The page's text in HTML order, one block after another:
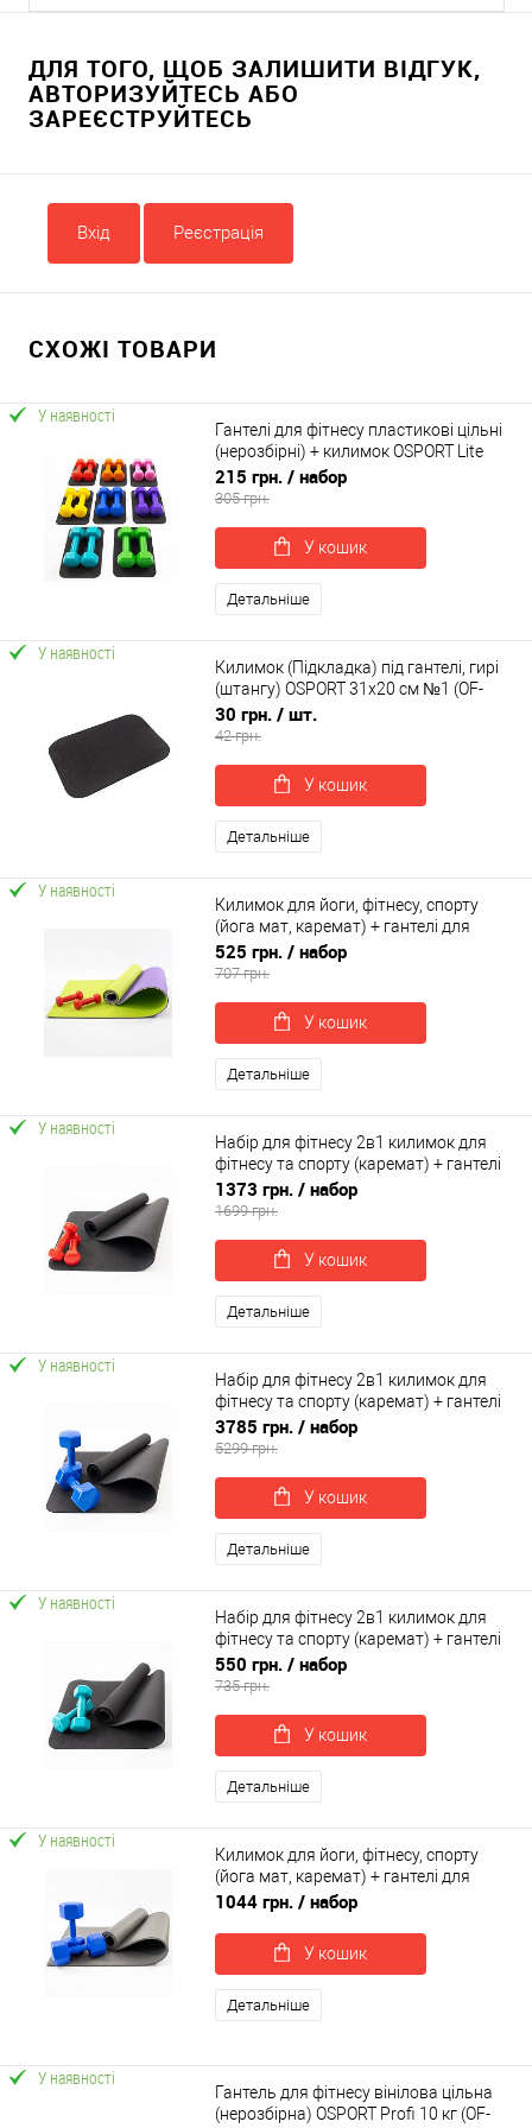
ДЛЯ ТОГО, ЩОБ ЗАЛИШИТИ ВІДГУК,
АВТОРИЗУЙТЕСЬ АБО
ЗАРЕЄСТРУЙТЕСЬ
Вхід Реєстрація
СХОЖІ ТОВАРИ
У наявності
Гантелі для фітнесу пластикові цільні
(нерозбірні) + килимок OSPORT Lite
2шт по 1 кг (OF-0214)
215 грн. / набор
305 грн.
У кошик
Детальніше
У наявності
Килимок (Підкладка) під гантелі, гирі
(штангу) OSPORT 31х20 см №1 (OF-
0227)
30 грн. / шт.
42 грн.
У кошик
Детальніше
У наявності
Килимок для йоги, фітнесу, спорту
(йога мат, каремат) + гантелі для
фітнесу 2шт по 0.5кг OSPORT Set 75 (n-
0105)
525 грн. / набор
707 грн.
У кошик
Детальніше
У наявності
Набір для фітнесу 2в1 килимок для
фітнесу та спорту (каремат) + гантелі
2шт по 2.5 кг OSPORT Set 17 (n-0048)
1373 грн. / набор
1699 грн.
У кошик
Детальніше
У наявності
Набір для фітнесу 2в1 килимок для
фітнесу та спорту (каремат) + гантелі
2шт по 9 кг OSPORT Set 24 (n-0055)
3785 грн. / набор
5299 грн.
У кошик
Детальніше
У наявності
Набір для фітнесу 2в1 килимок для
фітнесу та спорту (каремат) + гантелі
2шт по 1 кг OSPORT Set 2 (n-0033)
550 грн. / набор
735 грн.
У кошик
Детальніше
У наявності
Килимок для йоги, фітнесу, спорту
(йога мат, каремат) + гантелі для
фітнесу 2шт по 4кг OSPORT Set 71 (n-
1044 грн. / набор
У кошик
Детальніше
У наявності
Гантель для фітнесу вінілова цільна
(нерозбірна) OSPORT Profi 10 кг (OF-